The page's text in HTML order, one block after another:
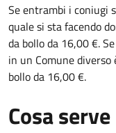
Se entrambi i coniugi
quale si sta facendo
da bollo da 16,00 €.
in un Comune diverso
bollo da 16,00 €.
Cosa serve